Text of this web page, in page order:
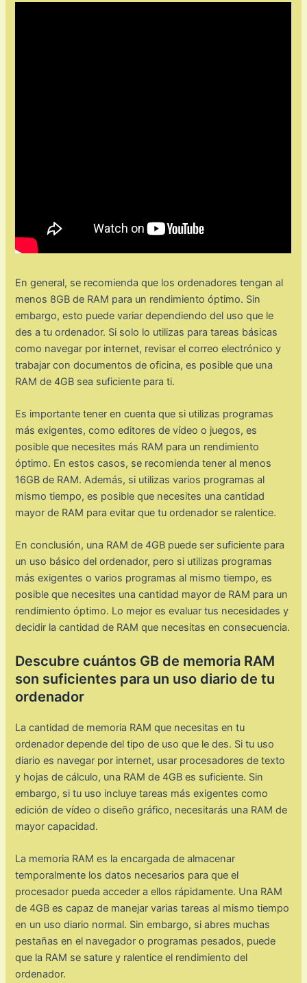
En general, se recomienda que los ordenadores tengan al
menos 8GB de RAM para un rendimiento óptimo. Sin
embargo, esto puede variar dependiendo del uso que le
des a tu ordenador. Si solo lo utilizas para tareas básicas
como navegar por internet, revisar el correo electrónico y
trabajar con documentos de oficina, es posible que una
RAM de 4GB sea suficiente para ti.
Es importante tener en cuenta que si utilizas programas
más exigentes, como editores de vídeo o juegos, es
posible que necesites más RAM para un rendimiento
óptimo. En estos casos, se recomienda tener al menos
16GB de RAM. Además, si utilizas varios programas al
mismo tiempo, es posible que necesites una cantidad
mayor de RAM para evitar que tu ordenador se ralentice.
En conclusión, una RAM de 4GB puede ser suficiente para
un uso básico del ordenador, pero si utilizas programas
más exigentes o varios programas al mismo tiempo, es
posible que necesites una cantidad mayor de RAM para un
rendimiento óptimo. Lo mejor es evaluar tus necesidades y
decidir la cantidad de RAM que necesitas en consecuencia.
Descubre cuántos GB de memoria RAM
son suficientes para un uso diario de tu
ordenador
La cantidad de memoria RAM que necesitas en tu
ordenador depende del tipo de uso que le des. Si tu uso
diario es navegar por internet, usar procesadores de texto
y hojas de cálculo, una RAM de 4GB es suficiente. Sin
embargo, si tu uso incluye tareas más exigentes como
edición de vídeo o diseño gráfico, necesitarás una RAM de
mayor capacidad.
La memoria RAM es la encargada de almacenar
temporalmente los datos necesarios para que el
procesador pueda acceder a ellos rápidamente. Una RAM
de 4GB es capaz de manejar varias tareas al mismo tiempo
en un uso diario normal. Sin embargo, si abres muchas
pestañas en el navegador o programas pesados, puede
que la RAM se sature y ralentice el rendimiento del
ordenador.